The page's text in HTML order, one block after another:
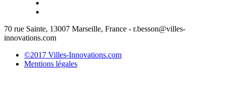
70 rue Sainte, 13007 Marseille, France - r.besson@villes-
innovations.com
©2017 Villes-Innovations.com
Mentions légales